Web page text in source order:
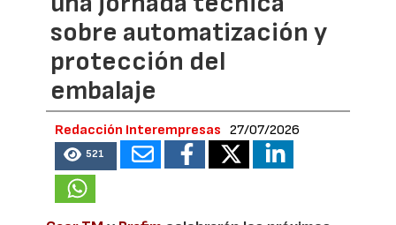
sobre automatización y
protección del
embalaje
Redacción Interempresas 27/07/2026
521